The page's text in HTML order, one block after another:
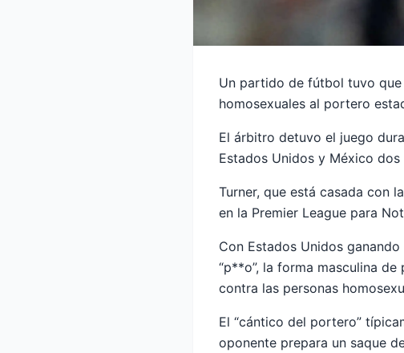
Un partido de fútbol tuvo
homosexuales al portero
El árbitro detuvo el juego
Estados Unidos y México
Turner, que está casada con
en la Premier League para
Con Estados Unidos
“p**o”, la forma masculina
contra las personas
El “cántico del portero”
oponente prepara un saque